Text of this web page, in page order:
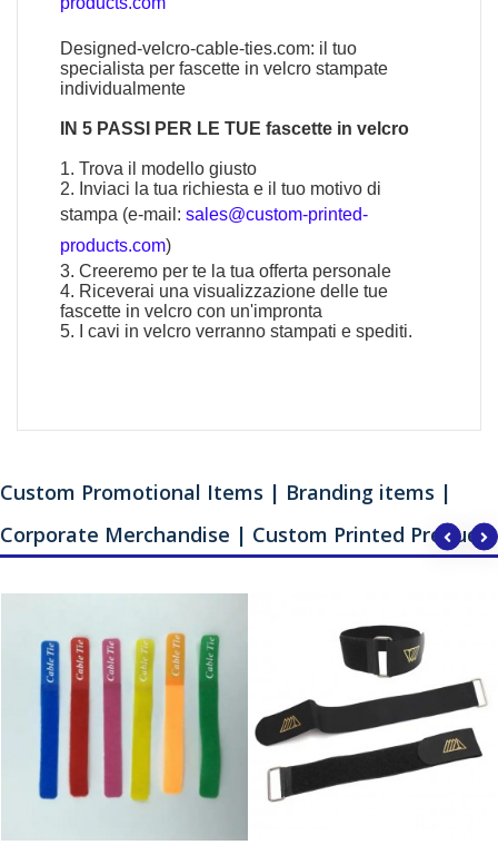
Designed-velcro-cable-ties.com: il tuo
specialista per fascette in velcro stampate
individualmente
IN 5 PASSI PER LE TUE fascette in velcro
1. Trova il modello giusto
2. Inviaci la tua richiesta e il tuo motivo di
stampa (e-mail:sales@custom-printed-
products.com)
3. Creeremo per te la tua offerta personale
4. Riceverai una visualizzazione delle tue
fascette in velcro con un'impronta
5. I cavi in ​​velcro verranno stampati e spediti.
Custom Promotional Items | Branding items |
Corporate Merchandise | Custom Printed Products